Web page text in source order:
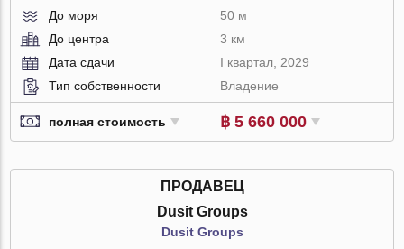
До моря
50 м
До центра
3 км
Дата сдачи
I квартал, 2029
Тип собственности
Владение
полная стоимость ฿ 5 660 000
ПРОДАВЕЦ
Dusit Groups
Dusit Groups